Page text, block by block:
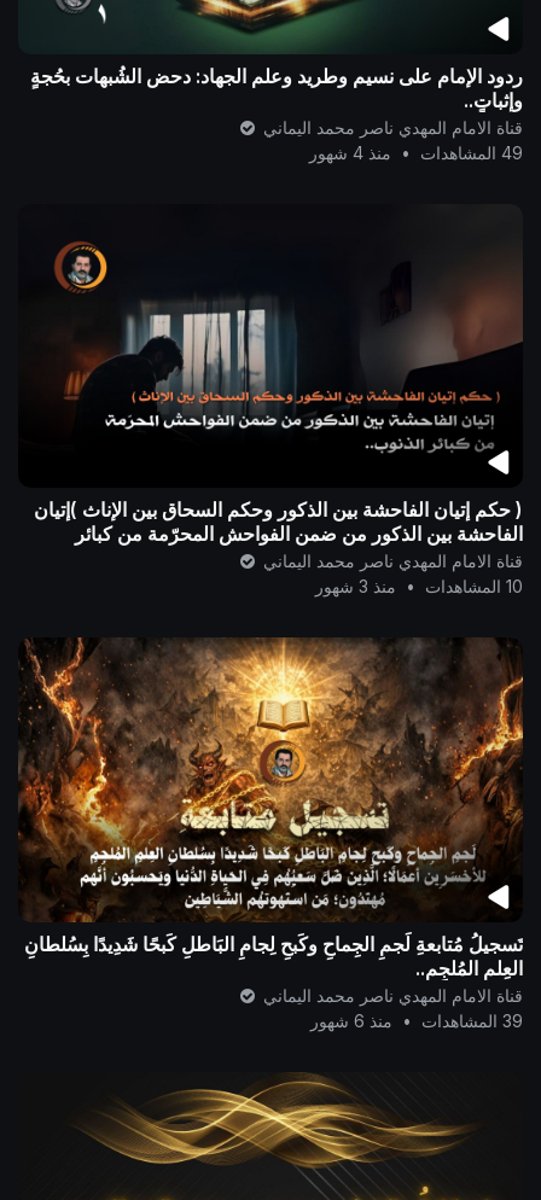
ردود الإمام على نسيم وطريد وعلم الجهاد: دحض الشُبهات بحُجةٍ
وإثباتٍ..
قناة الامام المهدي ناصر محمد اليماني
49 المشاهدات
• منذ 4 شهور
( حكم إتيان الفاحشة بين الذكور وحكم السحاق بين الإناث )إتيان
الفاحشة بين الذكور من ضمن الفواحش المحرّمة من كبائر
الذنوب..
قناة الامام المهدي ناصر محمد اليماني
10 المشاهدات
• منذ 3 شهور
تَسجيلُ مُتابعةِ لَجمِ الجِماحِ وكَبحِ لِجامِ البَاطلِ كَبحًا شَدِيدًا بِسُلطانِ
العِلمِ المُلجِمِ..
قناة الامام المهدي ناصر محمد اليماني
39 المشاهدات
• منذ 6 شهور